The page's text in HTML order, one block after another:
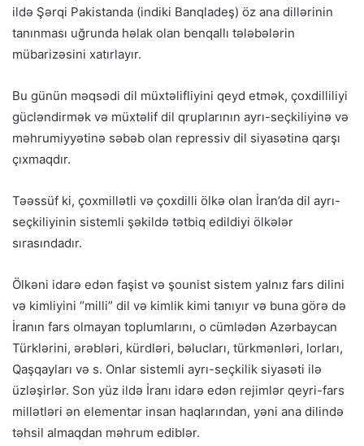
ildə Şərqi Pakistanda (indiki Banqladeş) öz ana dillərinin
tanınması uğrunda həlak olan benqallı tələbələrin
mübarizəsini xatırlayır.
Bu günün məqsədi dil müxtəlifliyini qeyd etmək, çoxdilliliyi
gücləndirmək və müxtəlif dil qruplarının ayrı-seçkiliyinə və
məhrumiyyətinə səbəb olan repressiv dil siyasətinə qarşı
çıxmaqdır.
Təəssüf ki, çoxmillətli və çoxdilli ölkə olan İran’da dil ayrı-
seçkiliyinin sistemli şəkildə tətbiq edildiyi ölkələr
sırasındadır.
Ölkəni idarə edən faşist və şounist sistem yalnız fars dilini
və kimliyini “milli” dil və kimlik kimi tanıyır və buna görə də
İranın fars olmayan toplumlarını, o cümlədən Azərbaycan
Türklərini, ərəbləri, kürdləri, bəlucları, türkmənləri, lorları,
Qaşqayları və s. Onlar sistemli ayrı-seçkilik siyasəti ilə
üzləşirlər. Son yüz ildə İranı idarə edən rejimlər qeyri-fars
millətləri ən elementar insan haqlarından, yəni ana dilində
təhsil almaqdan məhrum ediblər.